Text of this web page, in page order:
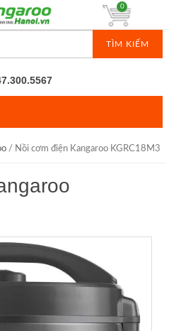
TÌM KIẾM
0
/ Nồi cơm điện Kangaroo KGRC18M3